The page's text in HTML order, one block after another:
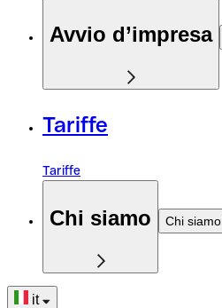
Avvio d’impresa
Tariffe
Tariffe
Chi siamo Chi siamo
it